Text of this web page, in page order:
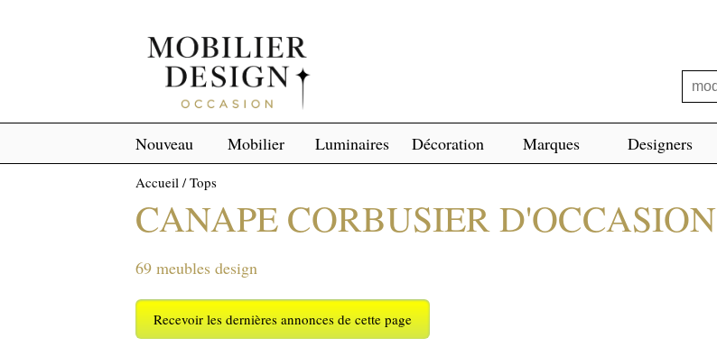
Nouveau Mobilier Luminaires Décoration Marques Designers
Accueil/Tops
CANAPE CORBUSIER D'OCCASION
69 meubles design
Recevoir les dernières annonces de cette page